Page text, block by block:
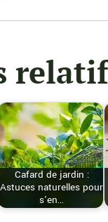
Cafard de jardin :
Astuces naturelles pour
s'en…